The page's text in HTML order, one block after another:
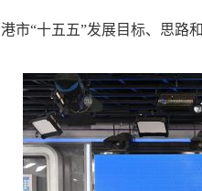
市“十五五”发展目标、思路